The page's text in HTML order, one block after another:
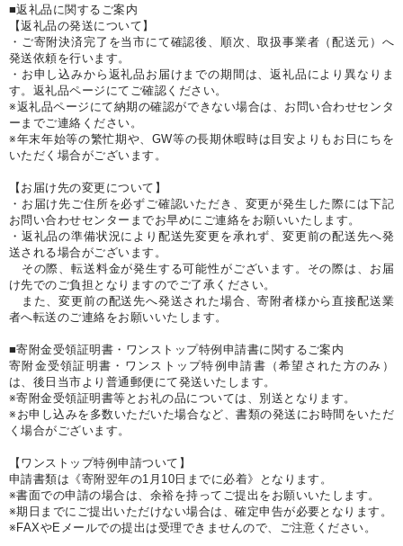
■返礼品に関するご案内
【返礼品の発送について】
・ご寄附決済完了を当市にて確認後、順次、取扱事業者（配送元）へ
発送依頼を行います。
・お申し込みから返礼品お届けまでの期間は、返礼品により異なりま
す。返礼品ページにてご確認ください。
※返礼品ページにて納期の確認ができない場合は、お問い合わせセンタ
ーまでご連絡ください。
※年末年始等の繁忙期や、GW等の長期休暇時は目安よりもお日にちを
いただく場合がございます。
【お届け先の変更について】
・お届け先ご住所を必ずご確認いただき、変更が発生した際には下記
お問い合わせセンターまでお早めにご連絡をお願いいたします。
・返礼品の準備状況により配送先変更を承れず、変更前の配送先へ発
送される場合がございます。
その際、転送料金が発生する可能性がございます。その際は、お届
け先でのご負担となりますのでご了承ください。
また、変更前の配送先へ発送された場合、寄附者様から直接配送業
者へ転送のご連絡をお願いいたします。
■寄附金受領証明書・ワンストップ特例申請書に関するご案内
寄附金受領証明書・ワンストップ特例申請書（希望された方のみ）
は、後日当市より普通郵便にて発送いたします。
※寄附金受領証明書等とお礼の品については、別送となります。
※お申し込みを多数いただいた場合など、書類の発送にお時間をいただ
く場合がございます。
【ワンストップ特例申請ついて】
申請書類は《寄附翌年の1月10日までに必着》となります。
※書面での申請の場合は、余裕を持ってご提出をお願いいたします。
※期日までにご提出いただけない場合は、確定申告が必要となります。
※FAXやEメールでの提出は受理できませんので、ご注意ください。